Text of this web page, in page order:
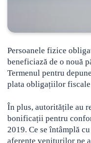
Persoanele fizice
beneficiază de o nouă
Termenul pentru
plata obligațiilor
În plus, autoritățile au
bonificații pentru
2019. Ce se întâmplă
aferente veniturilor pe